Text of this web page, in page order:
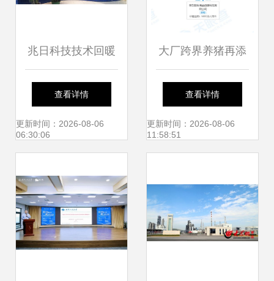
兆日科技技术回暖
反弹信号已现，把
握先机需理性看待
查看详情
更新时间：2026-08-06
06:30:06
大厂跨界养猪再添
新例 京东公开猪饲
料投喂系统专利，
成趋势
查看详情
更新时间：2026-08-06
11:58:51